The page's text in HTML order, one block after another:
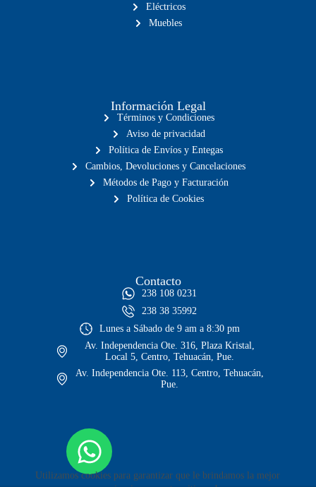
Utilizamos cookies para garantizar que le brindamos la mejor
Eléctricos
Muebles
Información Legal
Términos y Condiciones
Aviso de privacidad
Política de Envíos y Entegas
Cambios, Devoluciones y Cancelaciones
Métodos de Pago y Facturación
Política de Cookies
Contacto
238 108 0231
238 38 35992
Lunes a Sábado de 9 am a 8:30 pm
Av. Independencia Ote. 316, Plaza Kristal,
Local 5, Centro, Tehuacán, Pue.
Av. Independencia Ote. 113, Centro, Tehuacán,
Pue.